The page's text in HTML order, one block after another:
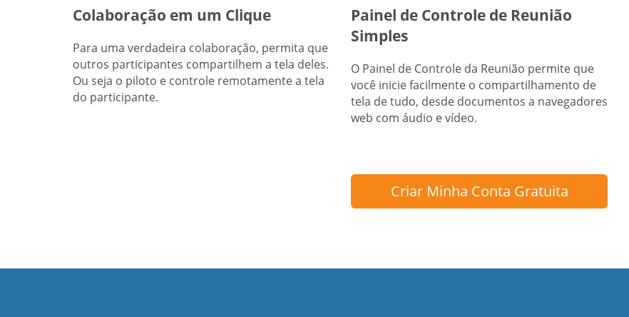
Colaboração em um Clique
Para uma verdadeira colaboração, permita que
outros participantes compartilhem a tela deles.
Ou seja o piloto e controle remotamente a tela
do participante.
Painel de Controle de Reunião
Simples
O Painel de Controle da Reunião permite que
você inicie facilmente o compartilhamento de
tela de tudo, desde documentos a navegadores
web com áudio e vídeo.
Criar Minha Conta Gratuita